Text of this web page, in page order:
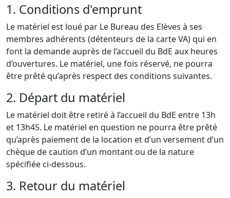
1. Conditions d'emprunt
Le matériel est loué par Le Bureau des Elèves à ses
membres adhérents (détenteurs de la carte VA) qui en
font la demande auprès de l’accueil du BdE aux heures
d’ouvertures. Le matériel, une fois réservé, ne pourra
être prêté qu’après respect des conditions suivantes.
2. Départ du matériel
Le matériel doit être retiré à l’accueil du BdE entre 13h
et 13h45. Le matériel en question ne pourra être prêté
qu’après paiement de la location et d’un versement d’un
chèque de caution d’un montant ou de la nature
spécifiée ci-dessous.
3. Retour du matériel